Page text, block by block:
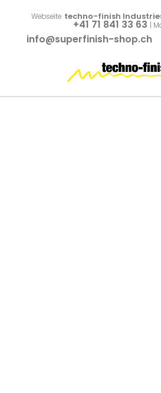
Webseite techno-finish
+41 71 841 33 63 |
info@superfinish-shop.ch